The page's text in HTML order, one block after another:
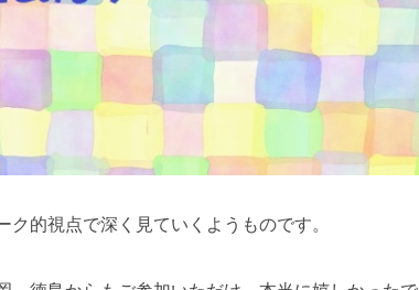
的視点で深く見ていくようものです。